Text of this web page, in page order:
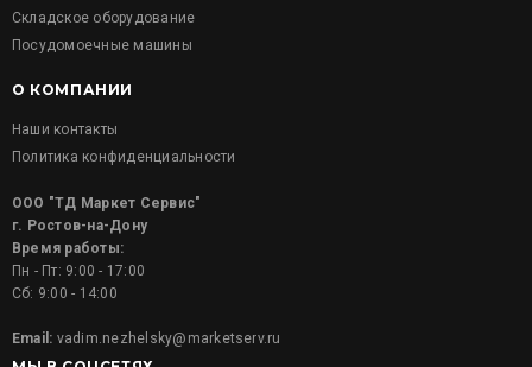
Складское оборудование
Посудомоечные машины
О КОМПАНИИ
Наши контакты
Политика конфиденциальности
ООО "ТД Маркет Сервис"
г. Ростов-на-Дону
Время работы:
Пн - Пт: 9:00 - 17:00
Сб: 9:00 - 14:00
Email: vadim.nezhelsky@marketserv.ru